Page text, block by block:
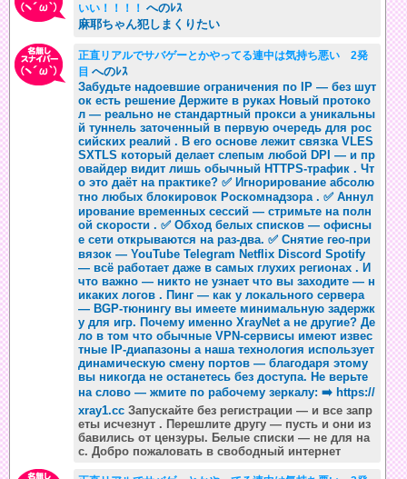
いい！！！！ へのﾚｽ
麻耶ちゃん犯しまくりたい
正直リアルでサバゲーとかやってる連中は気持ち悪い 2発
目 へのﾚｽ
Забудьте надоевшие ограничения по IP — без шут
ок есть решение Держите в руках Новый протоко
л — реально не стандартный прокси а уникальны
й туннель заточенный в первую очередь для рос
сийских реалий . В его основе лежит связка VLES
SXTLS который делает слепым любой DPI — и пр
овайдер видит лишь обычный HTTPS-трафик . Чт
о это даёт на практике? ✅ Игнорирование абсолю
тно любых блокировок Роскомнадзора . ✅ Аннул
ирование временных сессий — стримьте на полн
ой скорости . ✅ Обход белых списков — офисны
е сети открываются на раз-два. ✅ Снятие гео-при
вязок — YouTube Telegram Netflix Discord Spotify
— всё работает даже в самых глухих регионах . И
что важно — никто не узнает что вы заходите — н
икаких логов . Пинг — как у локального сервера
— BGP-тюнингу вы имеете минимальную задержк
у для игр. Почему именно XrayNet а не другие? Де
ло в том что обычные VPN-сервисы имеют извес
тные IP-диапазоны а наша технология использует
динамическую смену портов — благодаря этому
вы никогда не останетесь без доступа. Не верьте
на слово — жмите по рабочему зеркалу: ➡️ https://
xray1.cc Запускайте без регистрации — и все запр
еты исчезнут . Перешлите другу — пусть и они из
бавились от цензуры. Белые списки — не для на
с. Добро пожаловать в свободный интернет